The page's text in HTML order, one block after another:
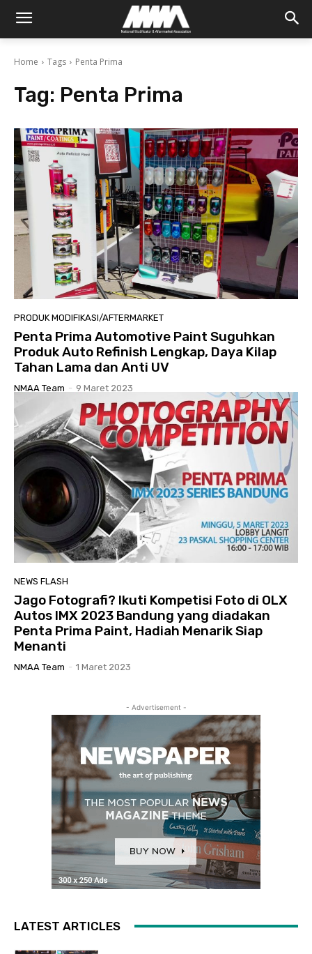
Home Tags Penta Prima
Tag: Penta Prima
PRODUK MODIFIKASI/AFTERMARKET
Penta Prima Automotive Paint Suguhkan
Produk Auto Refinish Lengkap, Daya Kilap
Tahan Lama dan Anti UV
NMAA Team - 9 Maret 2023
NEWS FLASH
Jago Fotografi? Ikuti Kompetisi Foto di OLX
Autos IMX 2023 Bandung yang diadakan
Penta Prima Paint, Hadiah Menarik Siap
Menanti
NMAA Team - 1 Maret 2023
- Advertisement -
LATEST ARTICLES